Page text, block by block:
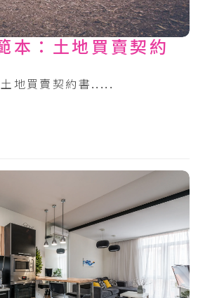
本：土地買賣契約
地買賣契約書.....